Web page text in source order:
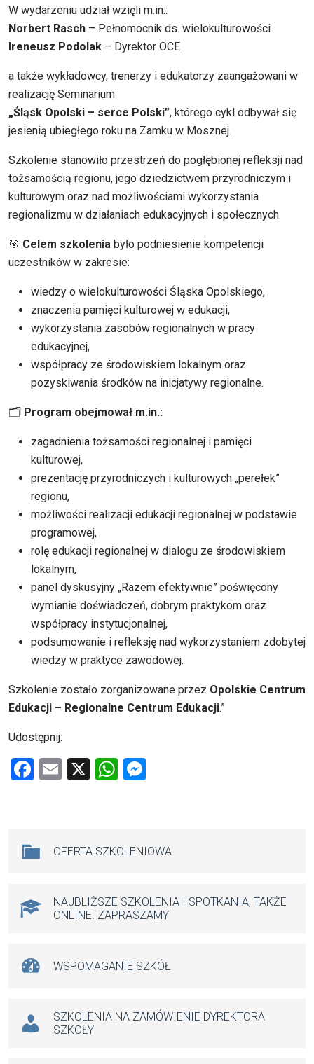
W wydarzeniu udział wzięli m.in.:
Norbert Rasch – Pełnomocnik ds. wielokulturowości
Ireneusz Podolak – Dyrektor OCE
a także wykładowcy, trenerzy i edukatorzy zaangażowani w
realizację Seminarium
„Śląsk Opolski – serce Polski”, którego cykl odbywał się
jesienią ubiegłego roku na Zamku w Mosznej.
Szkolenie stanowiło przestrzeń do pogłębionej refleksji nad
tożsamością regionu, jego dziedzictwem przyrodniczym i
kulturowym oraz nad możliwościami wykorzystania
regionalizmu w działaniach edukacyjnych i społecznych.
🎯 Celem szkolenia było podniesienie kompetencji
uczestników w zakresie:
wiedzy o wielokulturowości Śląska Opolskiego,
znaczenia pamięci kulturowej w edukacji,
wykorzystania zasobów regionalnych w pracy
edukacyjnej,
współpracy ze środowiskiem lokalnym oraz
pozyskiwania środków na inicjatywy regionalne.
🗂 Program obejmował m.in.:
zagadnienia tożsamości regionalnej i pamięci
kulturowej,
prezentację przyrodniczych i kulturowych „perełek”
regionu,
możliwości realizacji edukacji regionalnej w podstawie
programowej,
rolę edukacji regionalnej w dialogu ze środowiskiem
lokalnym,
panel dyskusyjny „Razem efektywnie” poświęcony
wymianie doświadczeń, dobrym praktykom oraz
współpracy instytucjonalnej,
podsumowanie i refleksję nad wykorzystaniem zdobytej
wiedzy w praktyce zawodowej.
Szkolenie zostało zorganizowane przez Opolskie Centrum
Edukacji – Regionalne Centrum Edukacji.”
Udostępnij:
F
o
k
E
X
W
A
p
g
OFERTA SZKOLENIOWA
NAJBLIŻSZE SZKOLENIA I SPOTKANIA, TAKŻE
ONLINE. ZAPRASZAMY
WSPOMAGANIE SZKÓŁ
SZKOLENIA NA ZAMÓWIENIE DYREKTORA
SZKOŁY